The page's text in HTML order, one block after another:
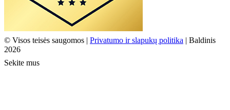
© Visos teisės saugomos | Privatumo ir slapukų politika | Baldinis
2026
Sekite mus